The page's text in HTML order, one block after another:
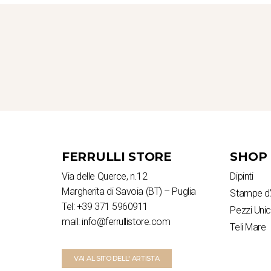
FERRULLI STORE
Via delle Querce, n.12
Margherita di Savoia (BT) – Puglia
Tel: +39 371 5960911
mail: info@ferrullistore.com
VAI AL SITO DELL' ARTISTA
SHOP
Dipinti
Stampe
Pezzi
Teli Mare